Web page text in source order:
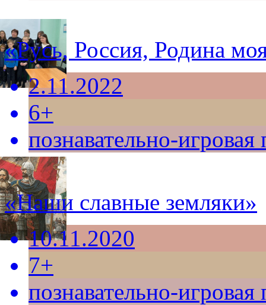
«Русь, Россия, Родина
2.11.2022
6+
познавательно-
«Наши славные земляки»
10.11.2020
7+
познавательно-